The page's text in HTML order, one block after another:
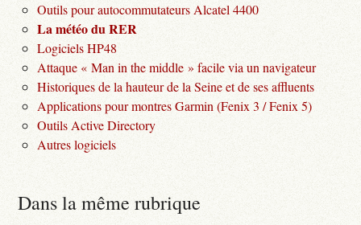
Outils pour autocommutateurs Alcatel 4400
La météo du RER
Logiciels HP48
Attaque « Man in the middle » facile via un navigateur
Historiques de la hauteur de la Seine et de ses affluents
Applications pour montres Garmin (Fenix 3 / Fenix 5)
Outils Active Directory
Autres logiciels
Dans la même rubrique